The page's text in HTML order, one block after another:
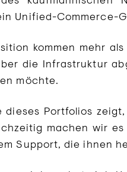
Unified-Commerce-
kommen mehr
die Infrastruktur
möchte.
dieses Portfolios
machen wir
Support, die ihnen